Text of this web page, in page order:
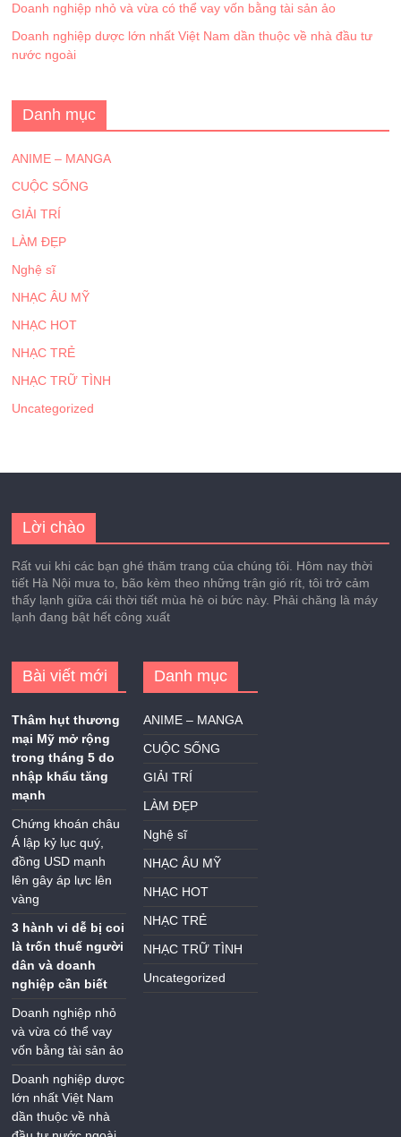
Doanh nghiệp nhỏ và vừa có thể vay vốn bằng tài sản ảo
Doanh nghiệp dược lớn nhất Việt Nam dần thuộc về nhà đầu tư
nước ngoài
Danh mục
ANIME – MANGA
CUỘC SỐNG
GIẢI TRÍ
LÀM ĐẸP
Nghệ sĩ
NHẠC ÂU MỸ
NHẠC HOT
NHẠC TRẺ
NHẠC TRỮ TÌNH
Uncategorized
Lời chào
Rất vui khi các bạn ghé thăm trang của chúng tôi. Hôm nay thời
tiết Hà Nội mưa to, bão kèm theo những trận gió rít, tôi trở cảm
thấy lạnh giữa cái thời tiết mùa hè oi bức này. Phải chăng là máy
lạnh đang bật hết công xuất
Bài viết mới
Thâm hụt thương
mại Mỹ mở rộng
trong tháng 5 do
nhập khẩu tăng
mạnh
Chứng khoán châu
Á lập kỷ lục quý,
đồng USD mạnh
lên gây áp lực lên
vàng
3 hành vi dễ bị coi
là trốn thuế người
dân và doanh
nghiệp cần biết
Doanh nghiệp nhỏ
và vừa có thể vay
vốn bằng tài sản ảo
Doanh nghiệp dược
lớn nhất Việt Nam
dần thuộc về nhà
Danh mục
ANIME – MANGA
CUỘC SỐNG
GIẢI TRÍ
LÀM ĐẸP
Nghệ sĩ
NHẠC ÂU MỸ
NHẠC HOT
NHẠC TRẺ
NHẠC TRỮ TÌNH
Uncategorized